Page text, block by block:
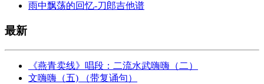
雨中飘荡的回忆-刀郎吉他谱
最新
《燕青卖线》唱段：二流水武嗨嗨（二）
文嗨嗨（五) （带复诵句）